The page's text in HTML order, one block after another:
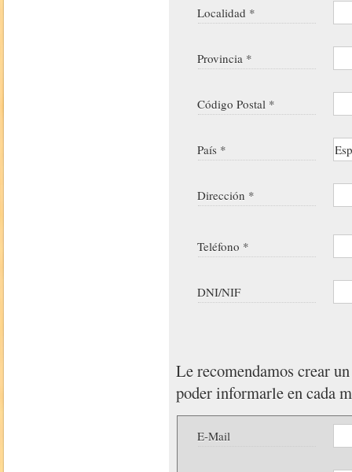
Localidad *
Provincia *
Código Postal *
País *
Dirección *
Teléfono *
DNI/NIF
Le recomendamos crear
poder informarle en cada
E-Mail